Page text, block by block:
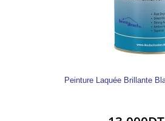
Peinture Laquée Brillante